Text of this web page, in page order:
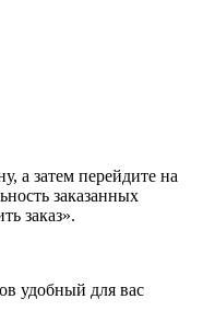
а затем перейдите на
заказанных
заказ».
удобный для вас